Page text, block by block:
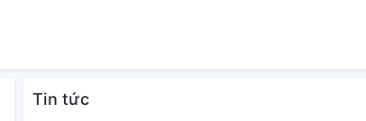
Tin tức